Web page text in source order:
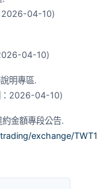
2026-04-10)
04-10)
明專區.
：2026-04-10)
金額專段公告.
exchange/